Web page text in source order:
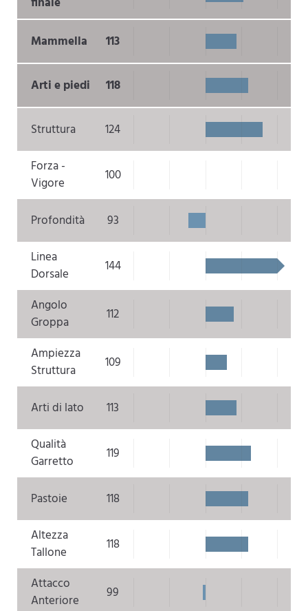
Mammella 113
Arti e piedi 118
Struttura
124
Forza -
Vigore
100
Profondità
93
Linea
Dorsale
144
Angolo
Groppa
112
Ampiezza
Struttura
109
Arti di lato
113
Qualità
Garretto
119
Pastoie
118
Altezza
Tallone
118
Attacco
Anteriore
99